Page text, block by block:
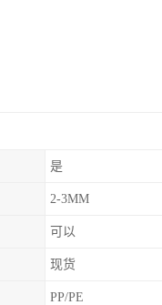
是
2-3MM
可以
现货
PP/PE